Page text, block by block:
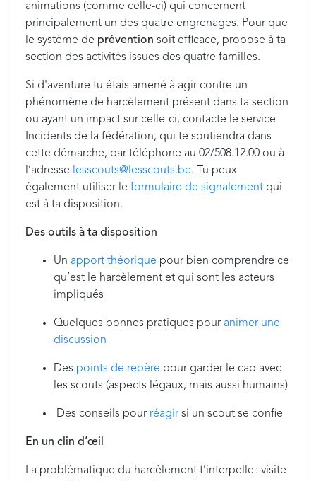
animations (comme celle-ci) qui concernent
principalement un des quatre engrenages. Pour que
le système de prévention soit efficace, propose à ta
section des activités issues des quatre familles.
Si d'aventure tu étais amené à agir contre un
phénomène de harcèlement présent dans ta section
ou ayant un impact sur celle-ci, contacte le service
Incidents de la fédération, qui te soutiendra dans
cette démarche, par téléphone au 02/508.12.00 ou à
l’adresse
lesscouts@lesscouts.be. Tu peux
également utiliser le formulaire de signalement qui
est à ta disposition.
Des outils à ta disposition
Un apport théorique pour bien comprendre ce
qu’est le harcèlement et qui sont les acteurs
impliqués
Quelques bonnes pratiques pour animer une
discussion
Des points de repère pour garder le cap avec
les scouts (aspects légaux, mais aussi humains)
Des conseils pour réagir si un scout se confie
En un clin d’œil
La problématique du harcèlement t’interpelle : visite